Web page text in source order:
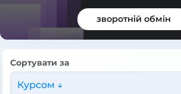
зворотній обмін
Сортувати за
Курсом ↓